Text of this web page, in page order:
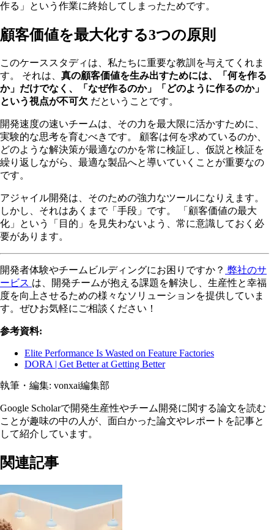
作る」という作業に終始してしまったためです。
顧客価値を最大化する3つの原則
このケーススタディは、私たちに重要な教訓を与えてくれま
す。 それは、 真の顧客価値を生み出すためには、「何を作る
か」だけでなく、「なぜ作るのか」「どのように作るのか」
という視点が不可欠 だということです。
開発速度の速いチームは、その力を最大限に活かすために、
実験的な思考を育むべきです。 顧客は何を求めているのか、
どのような解決策が最適なのかを常に検証し、仮説と検証を
繰り返しながら、最適な製品へと導いていくことが重要なの
です。
アジャイル開発は、そのための強力なツールになりえます。
しかし、それはあくまで「手段」です。 「顧客価値の最大
化」という「目的」を見失わないよう、常に意識しておく必
要があります。
開発者体験やチームビルディングにお困りですか？ 弊社のサ
ービス は、開発チームが抱える課題を解決し、生産性と幸福
度を向上させるための様々なソリューションを提供していま
す。ぜひお気軽にご相談ください！
参考資料:
Elite Performance Is Wasted on Feature Factories
DORA | Get Better at Getting Better
執筆・編集: vonxai編集部
Google Scholarで開発生産性やチーム開発に関する論文を読む
ことが趣味の中の人が、面白かった論文やレポートを記事と
して紹介しています。
関連記事